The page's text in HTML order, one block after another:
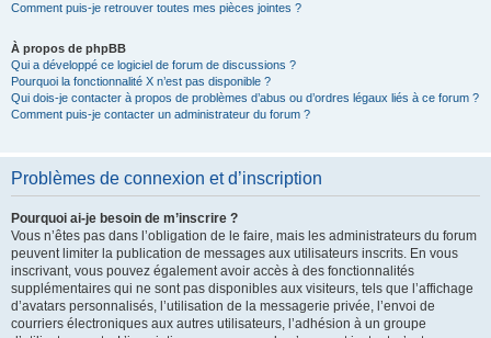
Comment puis-je retrouver toutes mes pièces jointes ?
À propos de phpBB
Qui a développé ce logiciel de forum de discussions ?
Pourquoi la fonctionnalité X n’est pas disponible ?
Qui dois-je contacter à propos de problèmes d’abus ou d’ordres légaux liés à ce forum ?
Comment puis-je contacter un administrateur du forum ?
Problèmes de connexion et d’inscription
Pourquoi ai-je besoin de m’inscrire ?
Vous n’êtes pas dans l’obligation de le faire, mais les administrateurs du forum
peuvent limiter la publication de messages aux utilisateurs inscrits. En vous
inscrivant, vous pouvez également avoir accès à des fonctionnalités
supplémentaires qui ne sont pas disponibles aux visiteurs, tels que l’affichage
d’avatars personnalisés, l’utilisation de la messagerie privée, l’envoi de
courriers électroniques aux autres utilisateurs, l’adhésion à un groupe